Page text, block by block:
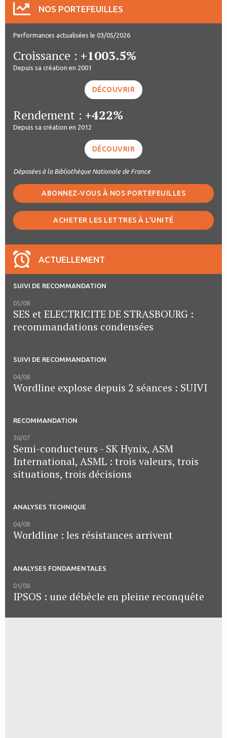
NOS PORTEFEUILLES
Performances actualisées le 03/05/2026
Croissance : +1003.5%
Depuis sa création en 2001
DÉCOUVRIR
Rendement : +422%
Depuis sa création en 2012
DÉCOUVRIR
Déposées à la Bibliothèque Nationale de France
ABONNEZ-VOUS À NOS PORTEFEUILLES
ACHETER LES LETTRES À L'UNITÉ
ACTUELLEMENT
SUIVI DE RECOMMANDATION
05/08
SES et ELECTRICITE DE STRASBOURG :
recommandations condensées
SUIVI DE RECOMMANDATION
04/08
Wordline explose depuis 2 séances : SUIVI
RECOMMANDATION
30/07
Semi-conducteurs - SK Hynix, ASM
International, ASML : trois valeurs, trois
situations, trois décisions
ANALYSES TECHNIQUE
04/08
Worldline : les résistances arrivent
ANALYSES FONDAMENTALES
01/08
IPSOS : une débêcle en pleine reconquête